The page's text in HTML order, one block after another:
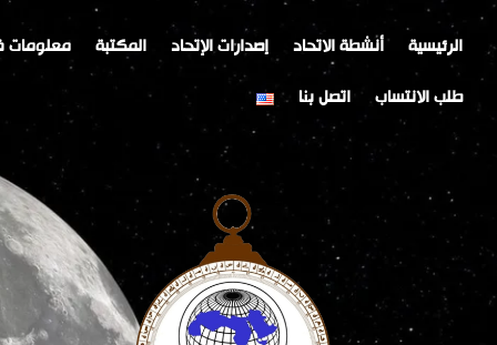
تخطي
إلى
المحتوى
الرئيسية أنشطة الاتحاد إصدارات الإتحاد المكتبة معلومات
طلب الانتساب
اتصل بنا
Post
navigation